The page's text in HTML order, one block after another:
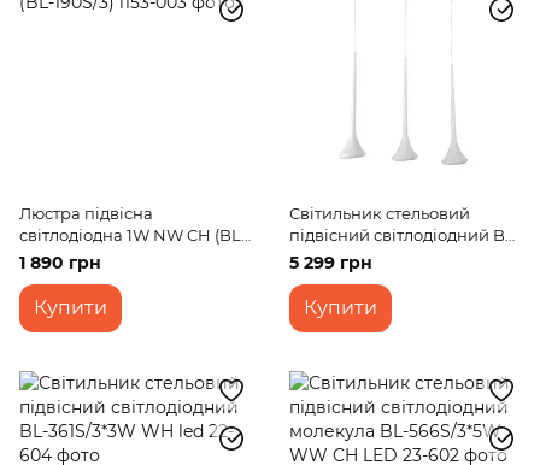
Люстра підвісна
світлодіодна 1W NW CH (BL-
190S/3)
1 890 грн
Купити
Світильник стельовий
підвісний світлодіодний BL-
358S/3*3W WH led
5 299 грн
Купити